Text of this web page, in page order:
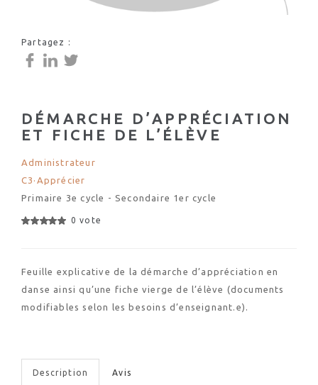
Partagez :
DÉMARCHE D’APPRÉCIATION
ET FICHE DE L’ÉLÈVE
Administrateur
C3·Apprécier
Primaire 3e cycle - Secondaire 1er cycle
0 vote
Feuille explicative de la démarche d’appréciation en
danse ainsi qu’une fiche vierge de l’élève (documents
modifiables selon les besoins d’enseignant.e).
Description Avis